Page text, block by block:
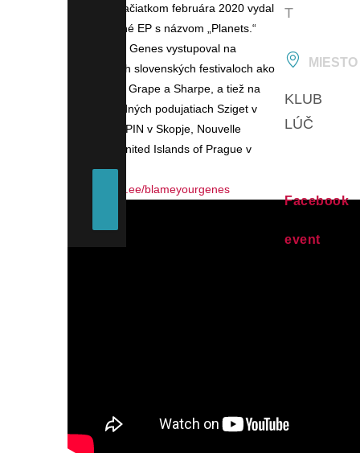
následne začiatkom februára 2020 vydal
aj jeho druhé EP s názvom „Planets.“
Blame Your Genes vystupoval na
významných slovenských festivaloch ako
sú Pohoda, Grape a Sharpe, a tiež na
medzinárodných podujatiach Sziget v
Maďarsku, PIN v Skopje, Nouvelle
Prague a United Islands of Prague v
Česku.
https://linktr.ee/blameyourgenes
T
MIESTO
KLUB
LÚČ
Facebook
event